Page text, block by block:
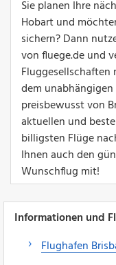
Sie planen Ihre
Hobart und
sichern? Dann
von fluege.de und
Fluggesellschaften
dem
preisbewusst von
aktuellen und
billigsten Flüge
Ihnen auch den
Wunschflug mit!
Informationen und
Flughafen